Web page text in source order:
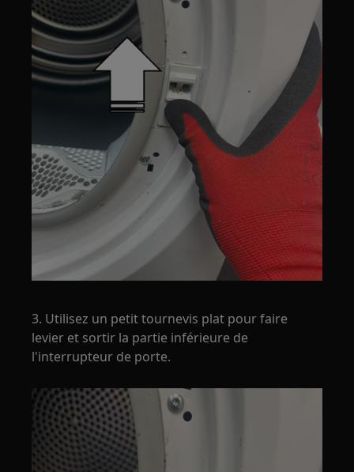
3. Utilisez un petit tournevis plat pour faire
levier et sortir la partie inférieure de
l'interrupteur de porte.